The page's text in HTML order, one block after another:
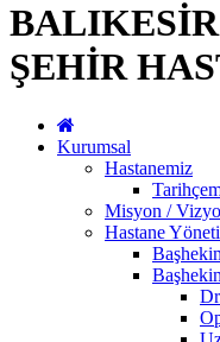
ŞEHİR
Kurumsal
Hastanemiz
Misyon /
Hastane